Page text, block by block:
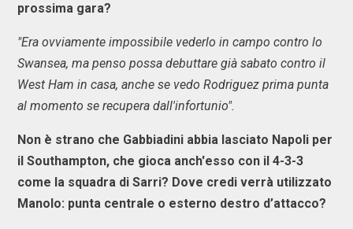
prossima gara?
"Era ovviamente impossibile vederlo in campo contro lo
Swansea, ma penso possa debuttare già sabato contro il
West Ham in casa, anche se vedo Rodriguez prima punta
al momento se recupera dall'infortunio".
Non è strano che Gabbiadini abbia lasciato Napoli per
il Southampton, che gioca anch'esso con il 4-3-3
come la squadra di Sarri? Dove credi verrà utilizzato
Manolo: punta centrale o esterno destro d’attacco?